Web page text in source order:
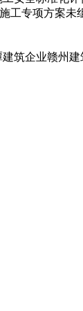
工专项方案
建筑企业赣州建